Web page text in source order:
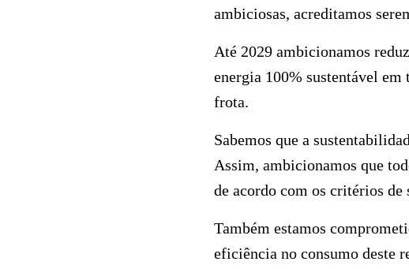
ambiciosas, acreditamos
Até 2029 ambicionamos
energia 100% sustentável em
frota.
Sabemos que a
Assim, ambicionamos que
de acordo com os critérios de
Também estamos
eficiência no consumo deste